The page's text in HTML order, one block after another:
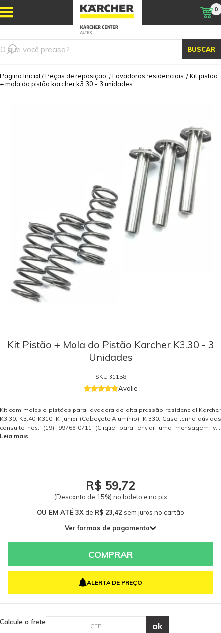
BUSCAR
0
Página Inicial /Peças de reposição /Lavadoras residenciais /Kit pistão
+ mola do pistão karcher k3.30 - 3 unidades
Kit Pistão + Mola do Pistão Karcher K3.30 - 3
Unidades
SKU 31158
Avalie
Kit com molas e pistãos para lavadora de alta pressão residencial Karcher
K3.30, K3.40, K310, K Junior (Cabeçote Alumínio), K 330. Caso tenha dúvidas
consulte-nos: (19) 99768-0711 (Clique para enviar uma mensagem via
WhatsApp). Peça de reposição original Kärcher. Somente peças originais
meses.
Leia mais
R$ 59,72
(Desconto de 15%) no boleto e no pix
OU EM ATÉ 3X de R$ 23,42 sem juros no cartão
Ver formas de pagamento
2x de R$ 35,13 sem juros
COMPRAR
ALERTA DE PREÇO
Calcule o frete